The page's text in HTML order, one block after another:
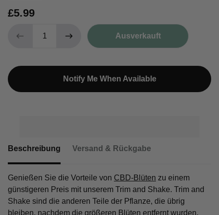
£5.99
Ausverkauft
Notify Me When Available
Beschreibung Versand & Rückgabe
Genießen Sie die Vorteile von CBD-Blüten zu einem
günstigeren Preis mit unserem Trim and Shake. Trim and
Shake sind die anderen Teile der Pflanze, die übrig
bleiben, nachdem die größeren Blüten entfernt wurden.